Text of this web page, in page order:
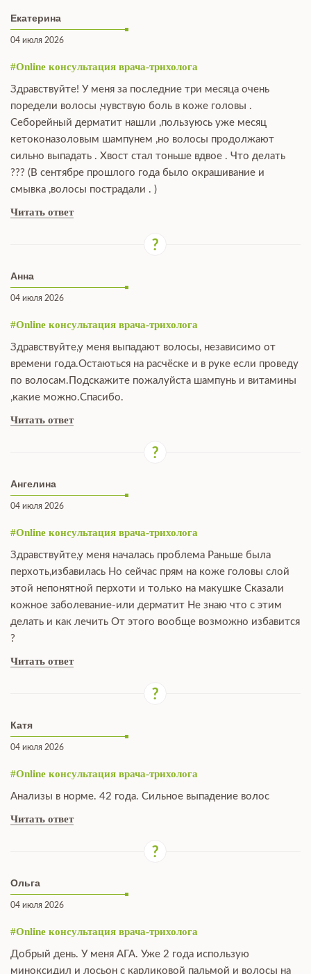
Екатерина
04 июля 2026
#Online консультация врача-трихолога
Здравствуйте! У меня за последние три месяца очень
поредели волосы ,чувствую боль в коже головы .
Себорейный дерматит нашли ,пользуюсь уже месяц
кетоконазоловым шампунем ,но волосы продолжают
сильно выпадать . Хвост стал тоньше вдвое . Что делать
??? (В сентябре прошлого года было окрашивание и
смывка ,волосы пострадали . )
Читать ответ
Анна
04 июля 2026
#Online консультация врача-трихолога
Здравствуйте,у меня выпадают волосы, независимо от
времени года.Остаються на расчёске и в руке если проведу
по волосам.Подскажите пожалуйста шампунь и витамины
,какие можно.Спасибо.
Читать ответ
Ангелина
04 июля 2026
#Online консультация врача-трихолога
Здравствуйте,у меня началась проблема Раньше была
перхоть,избавилась Но сейчас прям на коже головы слой
этой непонятной перхоти и только на макушке Сказали
кожное заболевание-или дерматит Не знаю что с этим
делать и как лечить От этого вообще возможно избавится
?
Читать ответ
Катя
04 июля 2026
#Online консультация врача-трихолога
Анализы в норме. 42 года. Сильное выпадение волос
Читать ответ
Ольга
04 июля 2026
#Online консультация врача-трихолога
Добрый день. У меня АГА. Уже 2 года использую
миноксидил и лосьон с карликовой пальмой и волосы на